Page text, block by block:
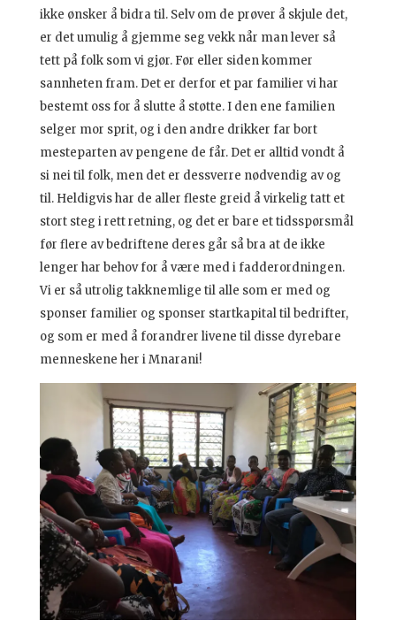
ikke ønsker å bidra til. Selv om de prøver å skjule det,
er det umulig å gjemme seg vekk når man lever så
tett på folk som vi gjør. Før eller siden kommer
sannheten fram. Det er derfor et par familier vi har
bestemt oss for å slutte å støtte. I den ene familien
selger mor sprit, og i den andre drikker far bort
mesteparten av pengene de får. Det er alltid vondt å
si nei til folk, men det er dessverre nødvendig av og
til. Heldigvis har de aller fleste greid å virkelig tatt et
stort steg i rett retning, og det er bare et tidsspørsmål
før flere av bedriftene deres går så bra at de ikke
lenger har behov for å være med i fadderordningen.
Vi er så utrolig takknemlige til alle som er med og
sponser familier og sponser startkapital til bedrifter,
og som er med å forandrer livene til disse dyrebare
menneskene her i Mnarani!